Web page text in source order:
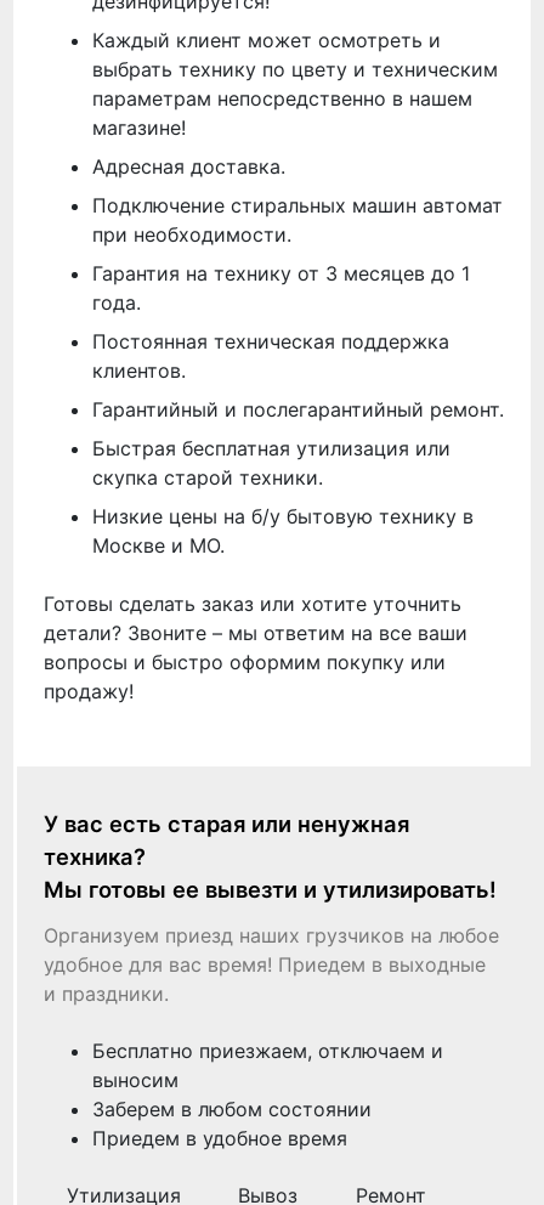
Каждый клиент может осмотреть и
выбрать технику по цвету и техническим
параметрам непосредственно в нашем
магазине!
Адресная доставка.
Подключение стиральных машин автомат
при необходимости.
Гарантия на технику от 3 месяцев до 1
года.
Постоянная техническая поддержка
клиентов.
Гарантийный и послегарантийный ремонт.
Быстрая бесплатная утилизация или
скупка старой техники.
Низкие цены на б/у бытовую технику в
Москве и МО.
Готовы сделать заказ или хотите уточнить
детали? Звоните – мы ответим на все ваши
вопросы и быстро оформим покупку или
продажу!
У вас есть старая или ненужная
техника?
Мы готовы ее вывезти и утилизировать!
Организуем приезд наших грузчиков на любое
удобное для вас время! Приедем в выходные
и праздники.
Бесплатно приезжаем, отключаем и
выносим
Заберем в любом состоянии
Приедем в удобное время
Утилизация Вывоз Ремонт